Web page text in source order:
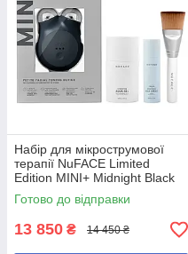
Набір для мікрострумової
терапії NuFACE Limited
Edition MINI+ Midnight Black
Starter Kit Smart On-the-Go
Facial Toning Kit
Готово до відправки
13 850 ₴ 14 450 ₴